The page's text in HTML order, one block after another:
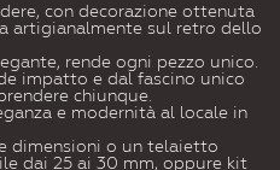
con decorazione ottenuta
artigianalmente sul retro dello
rende ogni pezzo unico.
impatto e dal fascino unico
chiunque.
e modernità al locale in
dimensioni o un telaietto
dai 25 ai 30 mm, oppure kit